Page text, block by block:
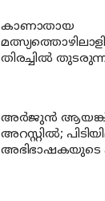
കാണാതായ
തിരച്ചില്‍
അര്‍ജുന്‍
അറസ്റ്റില്‍;
അഭിഭാഷകയുടെ